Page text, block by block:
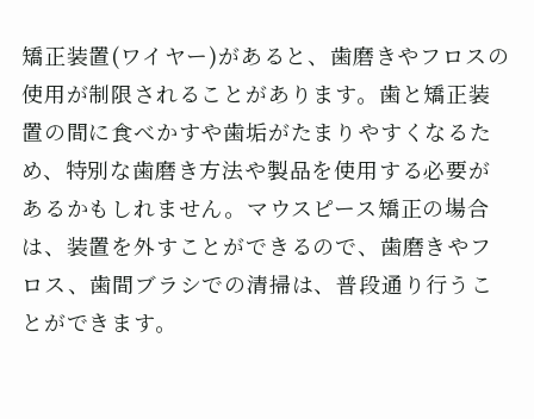
矯正装置(ワイヤー)があると、歯磨きやフロスの
使用が制限されることがあります。歯と矯正装
置の間に食べかすや歯垢がたまりやすくなるた
め、特別な歯磨き方法や製品を使用する必要が
あるかもしれません。マウスピース矯正の場合
は、装置を外すことができるので、歯磨きやフ
ロス、歯間ブラシでの清掃は、普段通り行うこ
とができます。